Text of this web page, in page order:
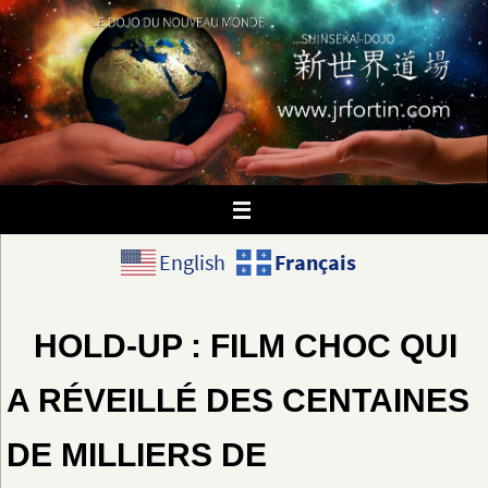
Passer
vers
le
contenu
English Français
HOLD-UP : FILM CHOC QUI
A RÉVEILLÉ DES CENTAINES
DE MILLIERS DE